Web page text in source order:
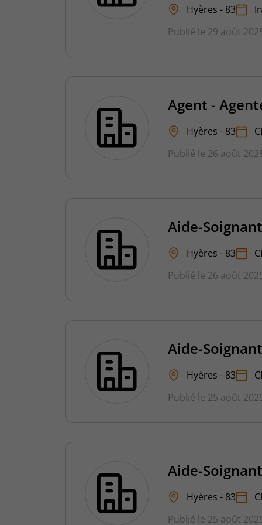
Hyères - 83
Publié le 29 août
Agent -
Hyères - 83
Publié le 26 août
Aide-
Hyères - 83
Publié le 26 août
Aide-
Hyères - 83
Publié le 25 août
Aide-
Hyères - 83
Publié le 25 août